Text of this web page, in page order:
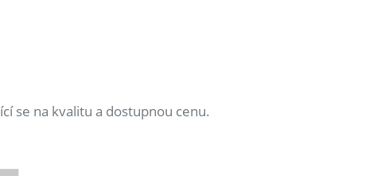
se na kvalitu a dostupnou cenu.